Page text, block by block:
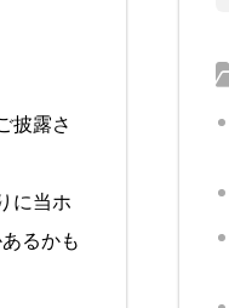
披露さ
に当ホ
るかも